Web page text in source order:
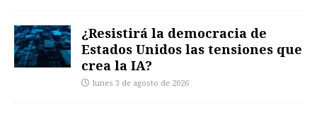
¿Resistirá la democracia de
Estados Unidos las tensiones que
crea la IA?
lunes 3 de agosto de 2026